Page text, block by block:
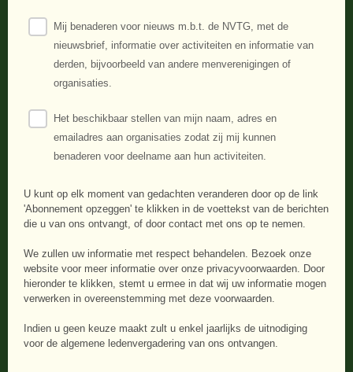
Mij benaderen voor nieuws m.b.t. de NVTG, met de
nieuwsbrief, informatie over activiteiten en informatie van
derden, bijvoorbeeld van andere menverenigingen of
organisaties.
Het beschikbaar stellen van mijn naam, adres en
emailadres aan organisaties zodat zij mij kunnen
benaderen voor deelname aan hun activiteiten.
U kunt op elk moment van gedachten veranderen door op de link
'Abonnement opzeggen' te klikken in de voettekst van de berichten
die u van ons ontvangt, of door contact met ons op te nemen.
We zullen uw informatie met respect behandelen. Bezoek onze
website voor meer informatie over onze privacyvoorwaarden. Door
hieronder te klikken, stemt u ermee in dat wij uw informatie mogen
verwerken in overeenstemming met deze voorwaarden.
Indien u geen keuze maakt zult u enkel jaarlijks de uitnodiging
voor de algemene ledenvergadering van ons ontvangen.